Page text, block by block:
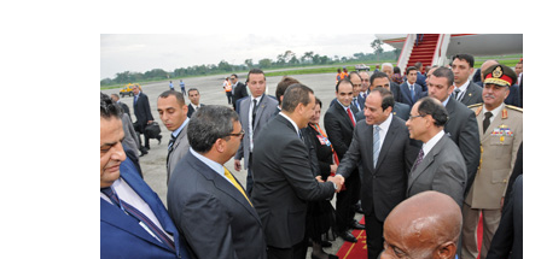
شهادات جودة
رياضة
طبيب الاسرة
خواطر ايمانية